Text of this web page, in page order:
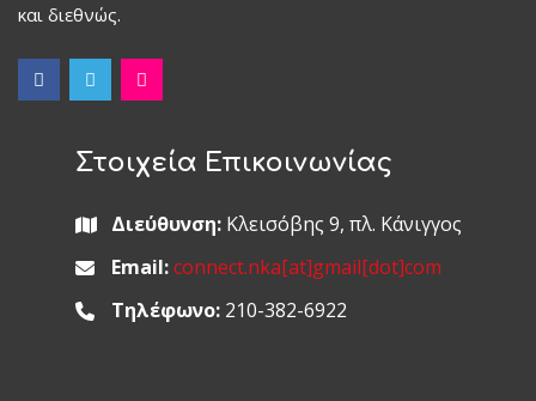
και διεθνώς.
Στοιχεία Επικοινωνίας
Διεύθυνση:Κλεισόβης 9, πλ. Κάνιγγος
Email: connect.nka[at]gmail[dot]com
Τηλέφωνο:210-382-6922